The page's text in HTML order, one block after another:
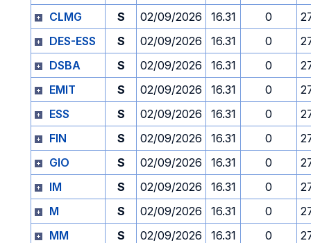
CLMG
S 02/09/2026 16.31 0
DES-ESS
S 02/09/2026 16.31 0
DSBA
S 02/09/2026 16.31 0
EMIT
S 02/09/2026 16.31 0
ESS
S 02/09/2026 16.31 0
FIN
S 02/09/2026 16.31 0
GIO
S 02/09/2026 16.31 0
IM
S 02/09/2026 16.31 0
M
S 02/09/2026 16.31 0
MM
S 02/09/2026 16.31 0